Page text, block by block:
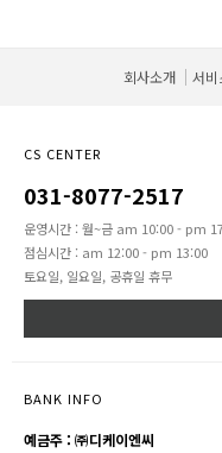
회사소개 서비
CS CENTER
031-8077-2517
운영시간 : 월~금 am 10:00 - pm
점심시간 : am 12:00 - pm 13:00
토요일, 일요일, 공휴일 휴무
BANK INFO
예금주 : ㈜디케이엔씨